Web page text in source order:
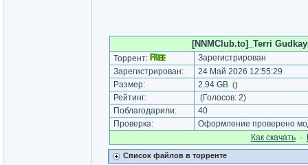
[NNMClub.to]_Terri
Торрент:
Зарегистрирован
Зарегистрирован:
24 Май 2026 12:55:29
Размер:
2.94 GB ()
Рейтинг: (Голосов: 2)
Поблагодарили:
40
Проверка:
Оформление проверено
Как cкачать·
Список файлов в торренте